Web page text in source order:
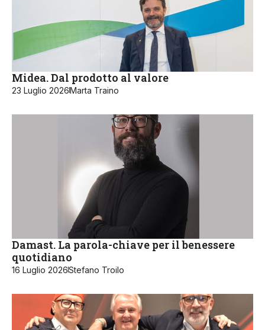
Midea. Dal prodotto al valore
23 Luglio 2026Marta Traino
Damast. La parola-chiave per il benessere
quotidiano
16 Luglio 2026Stefano Troilo